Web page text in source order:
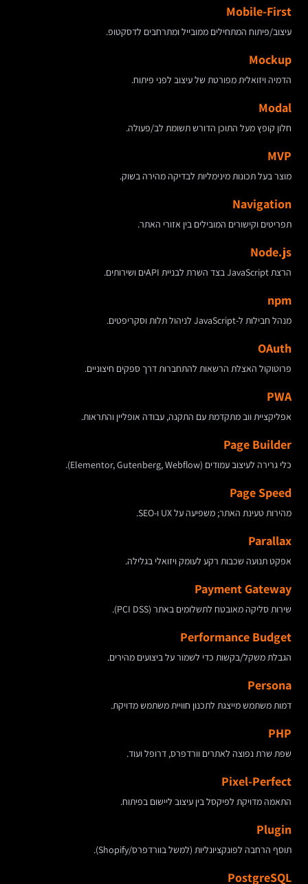
Mobile-First
עיצוב/פיתוח המתחילים ממובייל ומתרחבים לדסקטופ.
Mockup
הדמיה ויזואלית מפורטת של עיצוב לפני פיתוח.
Modal
חלון קופץ מעל התוכן הדורש תשומת לב/פעולה.
MVP
מוצר בעל תכונות מינימליות לבדיקה מהירה בשוק.
Navigation
תפריטים וקישורים המובילים בין אזורי האתר.
Node.js
הרצת JavaScript בצד השרת לבניית APIים ושירותים.
npm
מנהל חבילות ל-JavaScript לניהול תלות וסקריפטים.
OAuth
פרוטוקול האצלת הרשאות להתחברות דרך ספקים חיצוניים.
PWA
אפליקציית ווב מתקדמת עם התקנה, עבודה אופליין והתראות.
Page Builder
כלי גרירה לעיצוב עמודים (Elementor, Gutenberg, Webflow).
Page Speed
מהירות טעינת האתר; משפיעה על UX ו-SEO.
Parallax
אפקט תנועה שכבות רקע לעומק ויזואלי בגלילה.
Payment Gateway
שירות סליקה מאובטח לתשלומים באתר (PCI DSS).
Performance Budget
הגבלת משקל/בקשות כדי לשמור על ביצועים מהירים.
Persona
דמות משתמש מייצגת לתכנון חוויית משתמש מדויקת.
PHP
שפת שרת נפוצה לאתרים וורדפרס, דרופל ועוד.
Pixel-Perfect
התאמה מדויקת לפיקסל בין עיצוב ליישום בפיתוח.
Plugin
תוסף הרחבה לפונקציונליות (למשל בוורדפרס/Shopify).
PostgreSQL